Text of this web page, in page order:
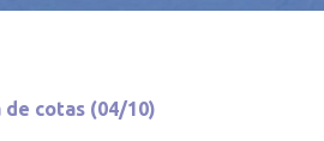
cotas (04/10)